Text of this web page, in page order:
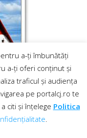
a-ți îmbunătăți
a-ți oferi conținut și
traficul și audiența
pe portalcj.ro te
citi și înțelege Politica
.